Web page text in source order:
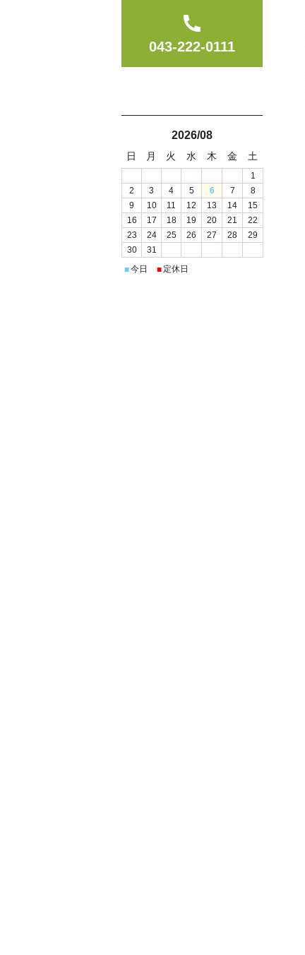
043-222-0111
2026/08
日 月 火 水 木 金 土
1
2
3 4 5 6 7
8
9
10 11 12 13 14
15
16
17 18 19 20 21
22
23
24 25 26 27 28
29
30
31
■今日 ■ 定休日